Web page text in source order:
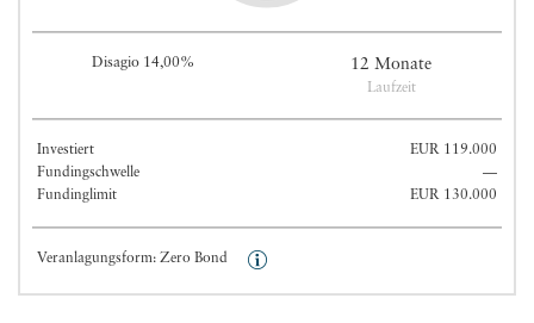
Disagio 14,00% 12 Monate
Laufzeit
Investiert
EUR 119.000
Fundingschwelle
—
Fundinglimit
EUR 130.000
Veranlagungsform: Zero Bond